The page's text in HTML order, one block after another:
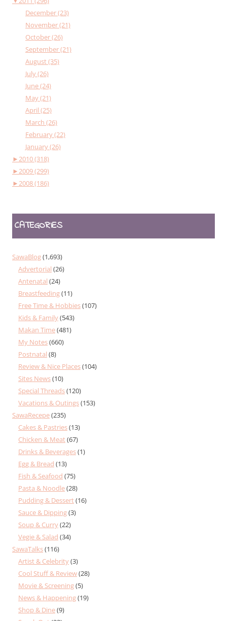
December (23)
November (21)
October (26)
September (21)
August (35)
July (26)
June (24)
May (21)
April (25)
March (26)
February (22)
January (26)
►2010 (318)
►2009 (299)
►2008 (186)
CATEGORIES
SawaBlog(1,693)
Advertorial (26)
Antenatal (24)
Breastfeeding(11)
Free Time & Hobbies(107)
Kids & Family(543)
Makan Time(481)
My Notes(660)
Postnatal (8)
Review & Nice Places(104)
Sites News(10)
Special Threads(120)
Vacations & Outings(153)
SawaRecepe(235)
Cakes & Pastries(13)
Chicken & Meat(67)
Drinks & Beverages(1)
Egg & Bread (13)
Fish & Seafood (75)
Pasta & Noodle(28)
Pudding & Dessert(16)
Sauce & Dipping(3)
Soup & Curry(22)
Vegie & Salad (34)
SawaTalks(116)
Artist & Celebrity(3)
Cool Stuff & Review(28)
Movie & Screening(5)
News & Happening(19)
Shop & Dine(9)